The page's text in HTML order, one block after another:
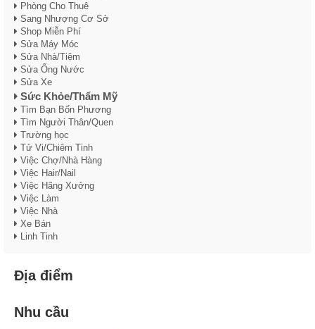
Phòng Cho Thuê
Sang Nhượng Cơ Sở
Shop Miễn Phí
Sửa Máy Móc
Sửa Nhà/Tiệm
Sửa Ống Nước
Sửa Xe
Sức Khỏe/Thẩm Mỹ
Tìm Bạn Bốn Phương
Tìm Người Thân/Quen
Trường học
Tử Vi/Chiêm Tinh
Việc Chợ/Nhà Hàng
Việc Hair/Nail
Việc Hãng Xưởng
Việc Làm
Việc Nhà
Xe Bán
Linh Tinh
Địa điểm
Nhu cầu